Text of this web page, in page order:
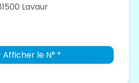
Lavaur
le N° *